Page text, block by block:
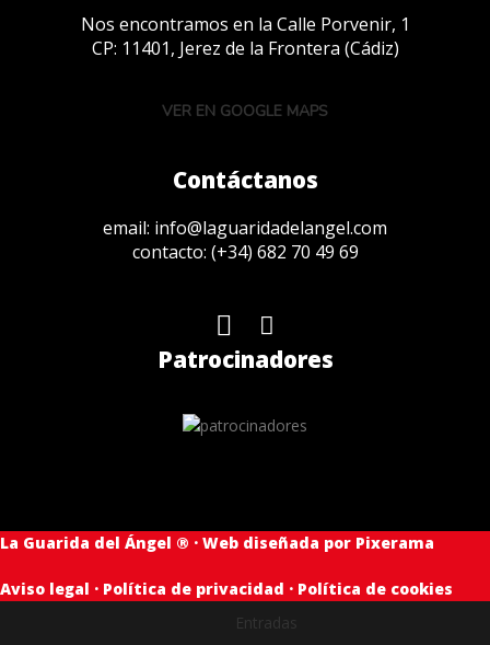
Nos encontramos en la Calle Porvenir, 1
CP: 11401, Jerez de la Frontera (Cádiz)
VER EN GOOGLE MAPS
Contáctanos
email: info@laguaridadelangel.com
contacto: (+34) 682 70 49 69
Patrocinadores
La Guarida del Ángel ® · Web diseñada por Pixerama
Aviso legal · Política de privacidad · Política de cookies
Entradas